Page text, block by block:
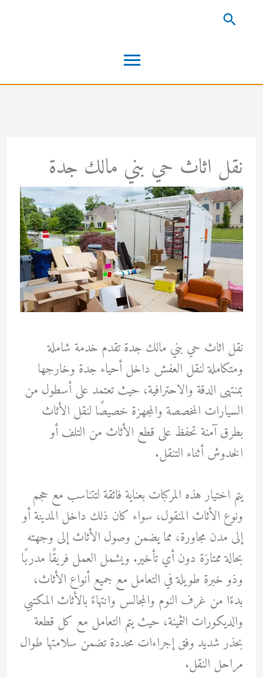
القائمة
الرئيسية
البحث
نقل اثاث حي بني مالك جدة
نقل اثاث حي بني مالك جدة تقدم خدمة شاملة
ومتكاملة لنقل العفش داخل أحياء جدة وخارجها
بمنتهى الدقة والاحترافية، حيث تعتمد على أسطول من
السيارات المخصصة والمجهزة خصيصًا لنقل الأثاث
بطرق آمنة تحفظ على قطع الأثاث من التلف أو
الخدوش أثناء التنقل.
يتم اختيار هذه المركبات بعناية فائقة لتتناسب مع حجم
ونوع الأثاث المنقول، سواء كان ذلك داخل المدينة أو
إلى مدن مجاورة، مما يضمن وصول الأثاث إلى وجهته
بحالة ممتازة دون أي تأخير. ويشمل العمل فريقًا مدربًا
وذو خبرة طويلة في التعامل مع جميع أنواع الأثاث،
بدءًا من غرف النوم والمجالس وانتهاءً بالأثاث المكتبي
والديكورات الثمينة، حيث يتم التعامل مع كل قطعة
بحذر شديد وفق إجراءات محددة تضمن سلامتها طوال
مراحل النقل.